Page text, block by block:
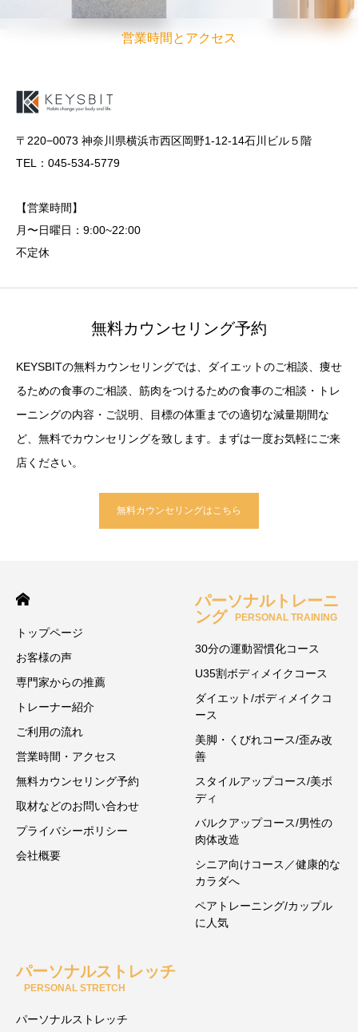
営業時間とアクセス
〒220−0073 神奈川県横浜市西区岡野1-12-14石川ビル５階
TEL：045-534-5779
【営業時間】
月〜日曜日：9:00~22:00
不定休
無料カウンセリング予約
KEYSBITの無料カウンセリングでは、ダイエットのご相談、痩せ
るための食事のご相談、筋肉をつけるための食事のご相談・トレ
ーニングの内容・ご説明、目標の体重までの適切な減量期間な
ど、無料でカウンセリングを致します。まずは一度お気軽にご来
店ください。
無料カウンセリングはこちら
トップページ
お客様の声
専門家からの推薦
トレーナー紹介
ご利用の流れ
営業時間・アクセス
無料カウンセリング予約
取材などのお問い合わせ
プライバシーポリシー
会社概要
パーソナルトレーニ
ング
PERSONAL TRAINING
30分の運動習慣化コース
U35割ボディメイクコース
ダイエット/ボディメイクコ
ース
美脚・くびれコース/歪み改
善
スタイルアップコース/美ボ
ディ
バルクアップコース/男性の
肉体改造
シニア向けコース／健康的な
カラダへ
ペアトレーニング/カップル
に人気
パーソナルストレッチ
PERSONAL STRETCH
パーソナルストレッチ